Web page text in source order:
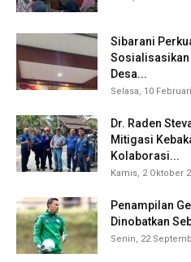
Sibarani
Sosialisasikan
Desa...
Selasa, 10
Dr. Raden
Mitigasi
Kolaborasi...
Kamis, 2 Oktober
Penampilan
Dinobatkan
Senin, 22